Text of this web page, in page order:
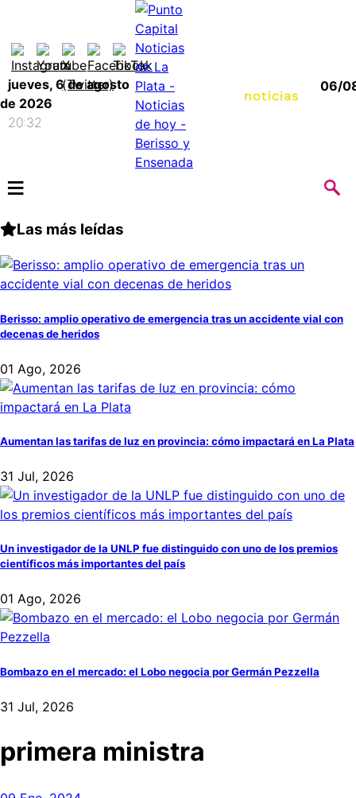
jueves, 6 de agosto
de 2026
20:32
06/
≡
Las más leídas
Berisso: amplio operativo de emergencia tras un accidente vial con
decenas de heridos
01 Ago, 2026
Aumentan las tarifas de luz en provincia: cómo impactará en La Plata
31 Jul, 2026
Un investigador de la UNLP fue distinguido con uno de los premios
científicos más importantes del país
01 Ago, 2026
Bombazo en el mercado: el Lobo negocia por Germán Pezzella
31 Jul, 2026
primera ministra